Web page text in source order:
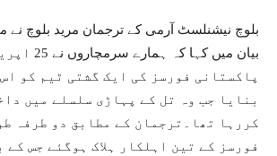
بلوچ نیشنلسٹ آرمی کے ترجمان مرید بلوچ نے
بیان میں کہا
پاکستانی فورسز کی ایک گشتی ٹیم کو اس
بنایا جب وہ تل کے پہاڑی سلسلے میں
کررہا تھا۔ترجمان کے مطابق دو طرفہ
فورسز کے تین اہلکار ہلاک ہوگئے جس کے